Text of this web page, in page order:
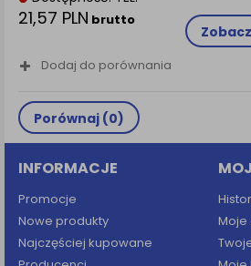
21,57 PLN brutto
Zobacz
Dodaj do porównania
Porównaj (0)
INFORMACJE
Promocje
Nowe produkty
Najczęściej kupowane
Moje